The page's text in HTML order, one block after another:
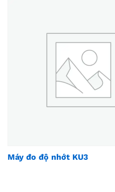
Máy đo độ nhớt KU3